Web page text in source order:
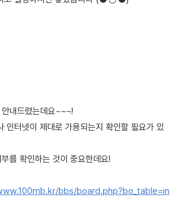
내드렸는데요~~~!
인터넷이 제대로 가용되는지 확인할 필요가 있
를 확인하는 것이 중요한데요!
bbs/board.php?bo_table=in